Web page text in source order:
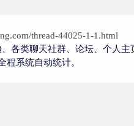
thread-44025-1-1.html
各类聊天社群、论坛、个人
程系统自动统计。